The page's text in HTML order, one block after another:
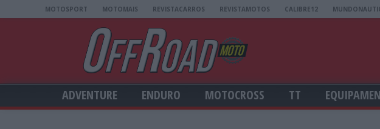
MOTOSPORT MOTOMAIS REVISTACARROS REVISTAMOTOS CALIBRE12
ADVENTURE ENDURO MOTOCROSS TT